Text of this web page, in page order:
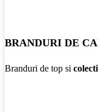
BRANDURI DE
Branduri de top si